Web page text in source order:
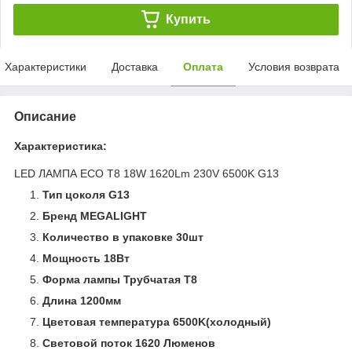
Купить
Характеристики Доставка Оплата Условия возврата
Описание
Характеристика:
LED ЛАМПА ECO T8 18W 1620Lm 230V 6500K G13
Тип цоколя G13
Бренд MEGALIGHT
Количество в упаковке 30шт
Мощность 18Вт
Форма лампы Трубчатая T8
Длина 1200мм
Цветовая температура 6500K(холодный)
Световой поток 1620 Люменов